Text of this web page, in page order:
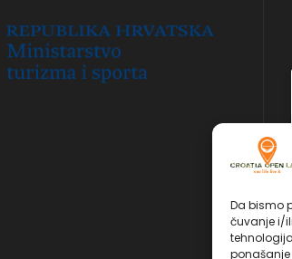
Da bismo
čuvanje i/
ponašanje